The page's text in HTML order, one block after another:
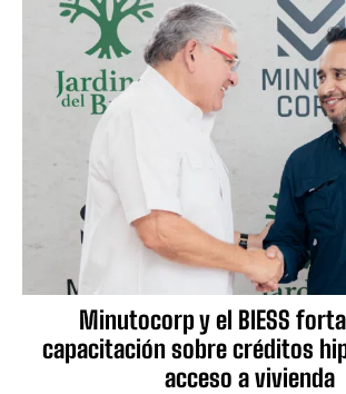
Minutocorp y el BIESS
capacitación sobre créditos
acceso a vivienda